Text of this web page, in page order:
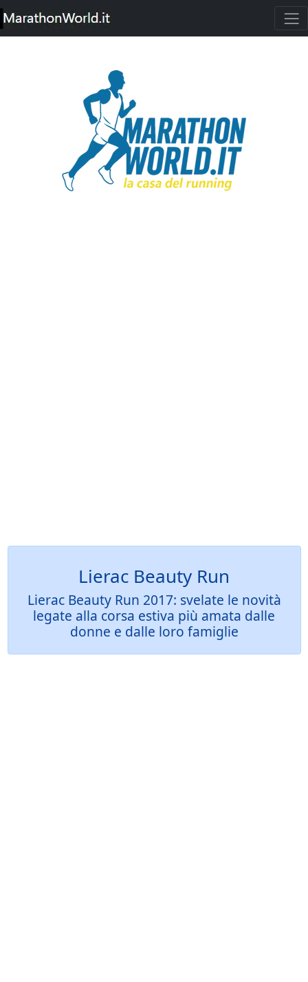
Lierac Beauty Run
Lierac Beauty Run 2017: svelate le novità
legate alla corsa estiva più amata dalle
donne e dalle loro famiglie